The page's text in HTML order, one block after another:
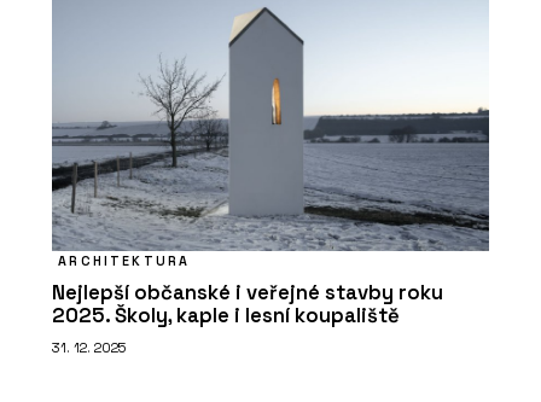
ARCHITEKTURA
Nejlepší občanské i veřejné stavby roku
2025. Školy, kaple i lesní koupaliště
31. 12. 2025